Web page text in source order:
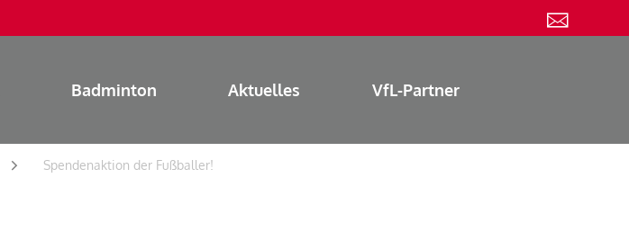
Badminton Aktuelles VfL-Partner
Spendenaktion der Fußballer!